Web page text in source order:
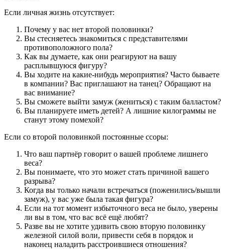
Если личная жизнь отсутствует:
Почему у вас нет второй половинки?
Вы стесняетесь знакомиться с представителями
противоположного пола?
Как вы думаете, как они реагируют на вашу
расплывшуюся фигуру?
Вы ходите на какие-нибудь мероприятия? Часто бываете
в компании? Вас приглашают на танец? Обращают на
вас внимание?
Вы сможете выйти замуж (жениться) с таким балластом?
Вы планируете иметь детей? А лишние килограммы не
станут этому помехой?
Если со второй половинкой постоянные ссоры:
Что ваш партнёр говорит о вашей проблеме лишнего
веса?
Вы понимаете, что это может стать причиной вашего
разрыва?
Когда вы только начали встречаться (поженились/вышли
замуж), у вас уже была такая фигура?
Если на тот момент избыточного веса не было, уверены
ли вы в том, что вас всё ещё любят?
Разве вы не хотите удивить свою вторую половинку
железной силой воли, привести себя в порядок и
наконец наладить расстроившиеся отношения?